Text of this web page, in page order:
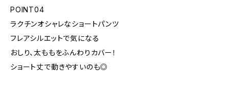
POINT04
ラクチンオシャレなショートパンツ
フレアシルエットで気になる
おしり、太ももをふんわりカバー！
ショート丈で動きやすいのも◎